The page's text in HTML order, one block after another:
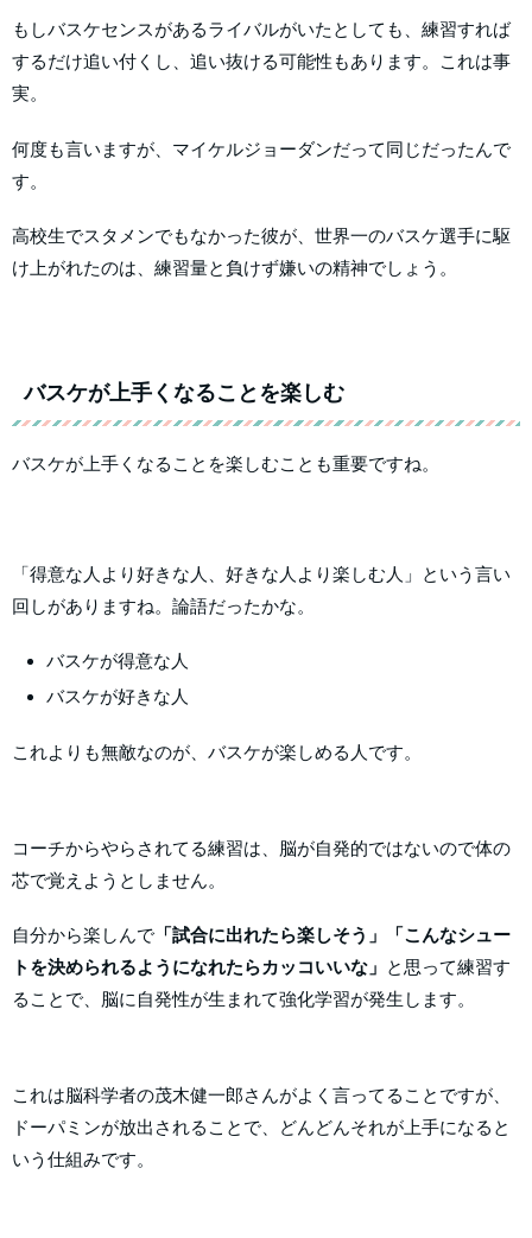
もしバスケセンスがあるライバルがいたとしても、練習すれば
するだけ追い付くし、追い抜ける可能性もあります。これは事
実。
何度も言いますが、マイケルジョーダンだって同じだったんで
す。
高校生でスタメンでもなかった彼が、世界一のバスケ選手に駆
け上がれたのは、練習量と負けず嫌いの精神でしょう。
バスケが上手くなることを楽しむ
バスケが上手くなることを楽しむことも重要ですね。
「得意な人より好きな人、好きな人より楽しむ人」という言い
回しがありますね。論語だったかな。
バスケが得意な人
バスケが好きな人
これよりも無敵なのが、バスケが楽しめる人です。
コーチからやらされてる練習は、脳が自発的ではないので体の
芯で覚えようとしません。
自分から楽しんで 「試合に出れたら楽しそう」「こんなシュー
トを決められるようになれたらカッコいいな」 と思って練習す
ることで、脳に自発性が生まれて強化学習が発生します。
これは脳科学者の茂木健一郎さんがよく言ってることですが、
ドーパミンが放出されることで、どんどんそれが上手になると
いう仕組みです。